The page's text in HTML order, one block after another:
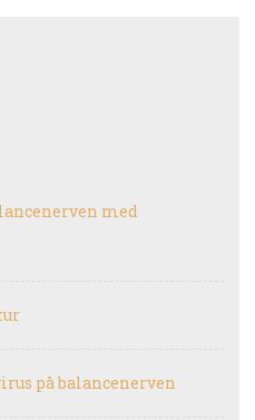
med
på balancenerven